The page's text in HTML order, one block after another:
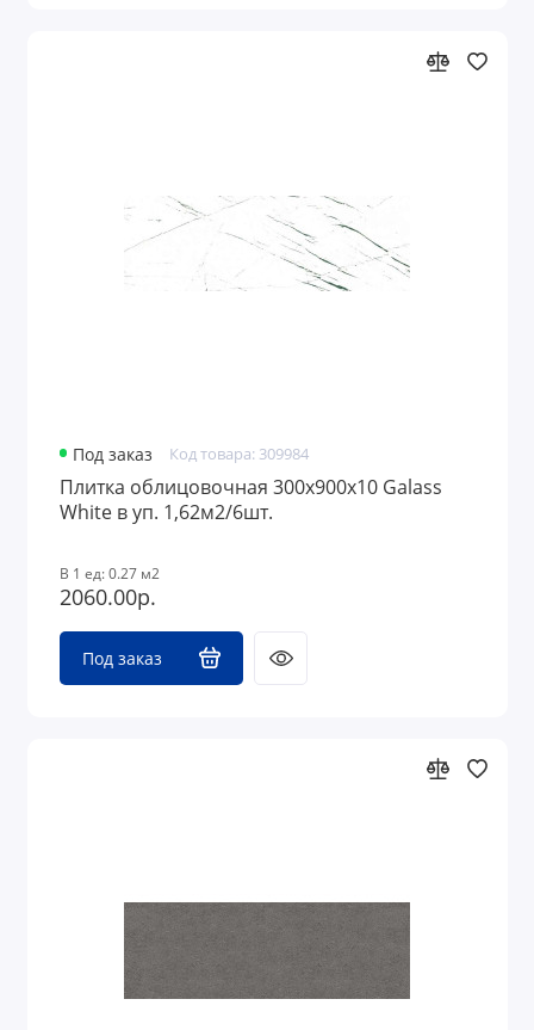
Под заказ Код товара: 309984
Плитка облицовочная 300x900х10 Galass
White в уп. 1,62м2/6шт.
В 1 ед: 0.27 м2
2060.00р.
Под заказ